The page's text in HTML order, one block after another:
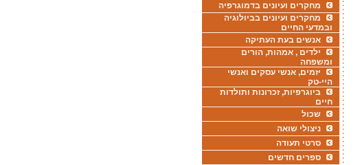
מחקרים ועיונים בדמוגרפיה
מחקרים ועיונים בביולוגיה
ובמדעי החיים
אנשים בעת העתיקה
ילדים , אמהות, הורים
ומשפחה
יזמים, אנשי עסקים ואנשי
היי-טק
ביוגרפיות, זכרונות ותולדות
חיים
שכול
ניצולי שואה
סרטי תעודה
ספרים חדשים